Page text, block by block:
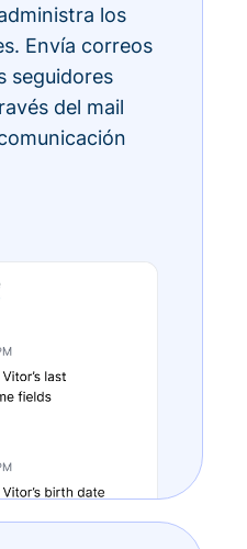
los
Envía correos
seguidores
del mail